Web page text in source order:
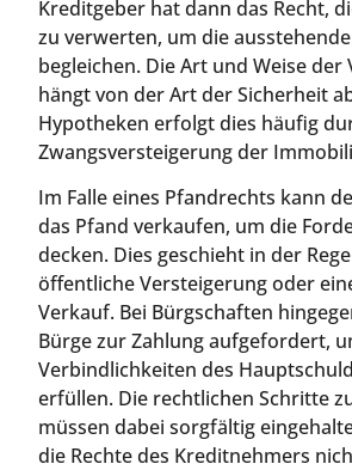
Kreditgeber hat dann das Recht,
zu verwerten, um die
begleichen. Die Art und Weise
hängt von der Art der Sicherheit
Hypotheken erfolgt dies häufig
Zwangsversteigerung der
Im Falle eines Pfandrechts kann
das Pfand verkaufen, um die
decken. Dies geschieht in der
öffentliche Versteigerung oder
Verkauf. Bei Bürgschaften
Bürge zur Zahlung aufgefordert,
Verbindlichkeiten des
erfüllen. Die rechtlichen Schritte
müssen dabei sorgfältig
die Rechte des Kreditnehmers